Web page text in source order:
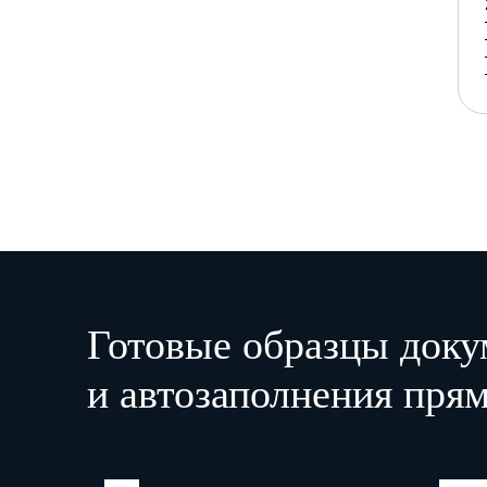
Готовые образцы
и автозаполнения